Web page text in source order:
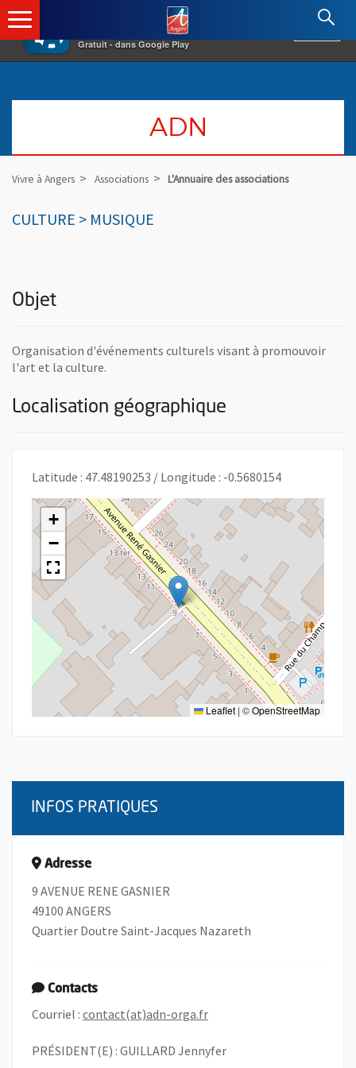
×
Gratuit - dans Google Play
Angers.fr : Retour à l'accueil
ADN
Vivre à Angers Associations L'Annuaire des associations
CULTURE > MUSIQUE
Objet
Organisation d'événements culturels visant à promouvoir
l'art et la culture.
Localisation géographique
Latitude : 47.48190253 / Longitude : -0.5680154
+
−
Leaflet | ©OpenStreetMap
INFOS PRATIQUES
Adresse
9 AVENUE RENE GASNIER
49100 ANGERS
Quartier Doutre Saint-Jacques Nazareth
Contacts
Courriel : contact(at)adn-orga.fr, Ouvre une nouvelle
PRÉSIDENT(E) : GUILLARD Jennyfer